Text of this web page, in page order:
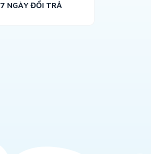
7 NGÀY ĐỔI TRẢ